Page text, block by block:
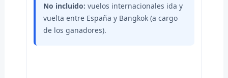
No incluido: vuelos internacionales ida y
vuelta entre España y Bangkok (a cargo
de los ganadores).